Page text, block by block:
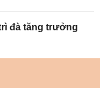
đà tăng trưởng